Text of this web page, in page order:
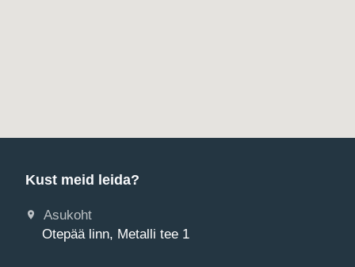
Kust meid leida?
Asukoht
Otepää linn, Metalli tee 1